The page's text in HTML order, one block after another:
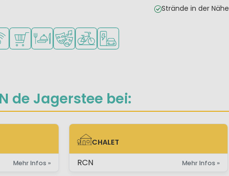
Strände in der Nähe
Kinder
verfügbar
Supermarkt/Laden
Restaurant oder Pizzeria
Animationsteam
Fahrradverleih
Ladestation für E-Autos
de Jagerstee bei:
Mehr Infos »
CHALET
CHALET
RCN Mehr Infos »